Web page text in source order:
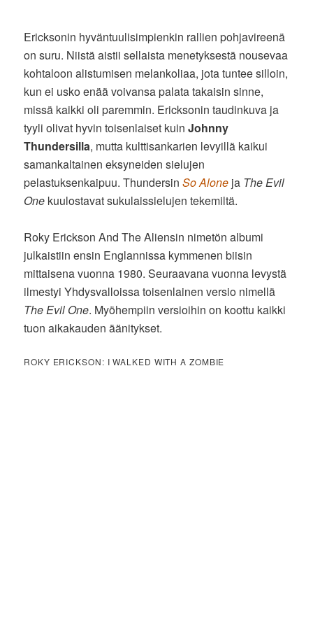
Ericksonin hyväntuulisimpienkin rallien pohjavireenä
on suru. Niistä aistii sellaista menetyksestä nousevaa
kohtaloon alistumisen melankoliaa, jota tuntee silloin,
kun ei usko enää voivansa palata takaisin sinne,
missä kaikki oli paremmin. Ericksonin taudinkuva ja
tyyli olivat hyvin toisenlaiset kuinJohnny
Thundersilla, mutta kulttisankarien levyillä kaikui
samankaltainen eksyneiden sielujen
pelastuksenkaipuu. ThundersinSo Alone ja The Evil
One kuulostavat sukulaissielujen tekemiltä.
Roky Erickson And The Aliensin nimetön albumi
julkaistiin ensin Englannissa kymmenen biisin
mittaisena vuonna 1980. Seuraavana vuonna levystä
ilmestyi Yhdysvalloissa toisenlainen versio nimellä
The Evil One. Myöhempiin versioihin on koottu kaikki
tuon aikakauden äänitykset.
ROKY ERICKSON: I WALKED WITH A ZOMBIE